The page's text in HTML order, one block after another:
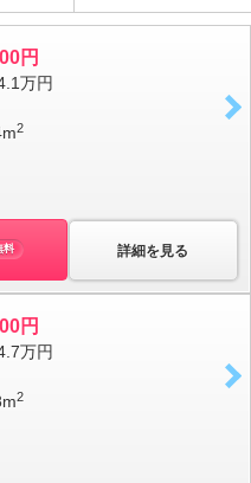
円
万円
2
詳細を見る
料
円
万円
2